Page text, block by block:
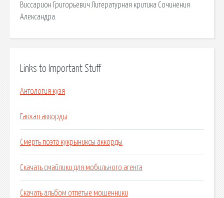
Виссарион Григорьевич Литературная критика Сочинения
Александра.
Links to Important Stuff
Антология кузя
Гакхан аккорды
Смерть поэта кукрыниксы аккорды
Скачать смайлики для мобильного агента
Скачать альбом отпетые мошенники